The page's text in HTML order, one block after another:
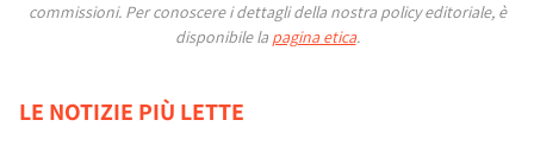
commissioni. Per conoscere i dettagli della nostra policy editoriale, è
disponibile la pagina etica.
LE NOTIZIE PIÙ LETTE